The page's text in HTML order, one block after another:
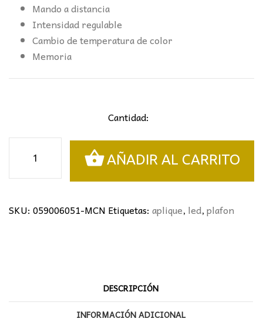
Mando a distancia
Intensidad regulable
Cambio de temperatura de color
Memoria
Cantidad:
APLIQUE/PLAFÓN
KAPAS
40CM
cantidad
AÑADIR AL CARRITO
SKU: 059006051-MCN Etiquetas: aplique, led,plafon
DESCRIPCIÓN
INFORMACIÓN ADICIONAL